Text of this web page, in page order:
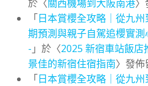
於〈關西機場到大阪南港
「日本賞櫻全攻略｜從九
期預測與親子自駕追櫻實
- 」於〈2025 新宿車站飯店
景佳的新宿住宿指南〉發佈
「日本賞櫻全攻略｜從九